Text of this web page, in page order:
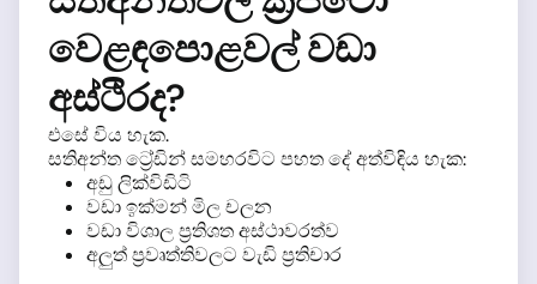
වෙළඳපොළවල් වඩා
අස්ථිරද?
එසේ විය හැක.
සතිඅන්ත ට්‍රේඩින් සමහරවිට පහත දේ අත්විඳිය හැක:
අඩු ලික්විඩිටි
වඩා ඉක්මන් මිල චලන
වඩා විශාල ප්‍රතිශත අස්ථාවරත්ව
අලුත් ප්‍රවෘත්තිවලට වැඩි ප්‍රතිචාර